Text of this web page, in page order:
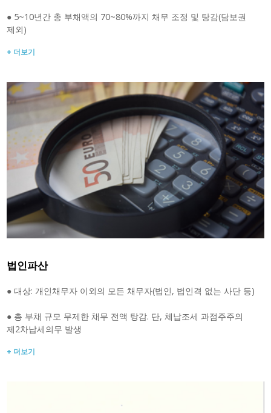
● 5~10년간 총 부채액의 70~80%까지 채무 조정 및 탕감(담보권
제외)
+ 더보기
법인파산
● 대상: 개인채무자 이외의 모든 채무자(법인, 법인격 없는 사단 등)
● 총 부채 규모 무제한 채무 전액 탕감. 단, 체납조세 과점주주의
제2차납세의무 발생
+ 더보기